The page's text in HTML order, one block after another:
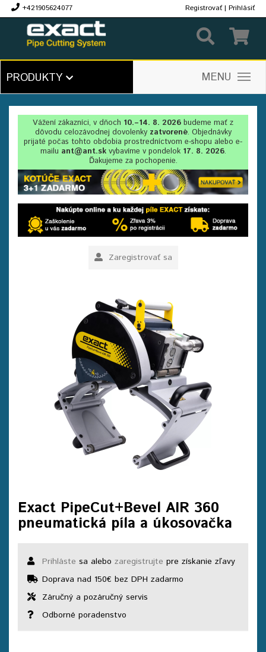
+421905624077 Registrovať | Prihlásiť
PRODUKTY MENU
Vážení zákazníci, v dňoch 10.–14. 8. 2026 budeme mať z
dôvodu celozávodnej dovolenkyzatvorené. Objednávky
prijaté počas tohto obdobia prostredníctvom e-shopu alebo e-
mailu ant@ant.skvybavíme v pondelok 17. 8. 2026.
Ďakujeme za pochopenie.
Zaregistrovať sa
Exact PipeCut+Bevel AIR 360
pneumatická píla a úkosovačka
Prihláste sa alebo zaregistrujte pre získanie zľavy
Doprava nad 150€ bez DPH zadarmo
Záručný a pozáručný servis
Odborné poradenstvo